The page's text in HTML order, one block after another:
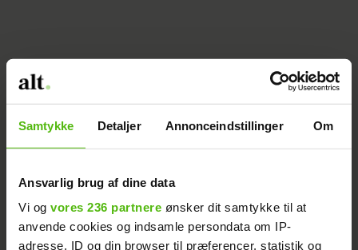
Samtykke Detaljer Annonceindstillinger Om
Ansvarlig brug af dine data
Vi og vores 236 partnere ønsker dit samtykke til at
anvende cookies og indsamle persondata om IP-
adresse, ID og din browser til præferencer, statistik og
forholdet er endegyldigt slut. Alligevel er
hun bekymret for ekskæresten, som hun
næsten nåede at tilbringe tre år af sit liv